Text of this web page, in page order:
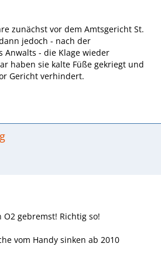
zunächst vor dem Amtsgericht St.
jedoch - nach der
Anwalts - die Klage wieder
haben sie kalte Füße gekriegt und
Gericht verhindert.
gebremst! Richtig so!
vom Handy sinken ab 2010